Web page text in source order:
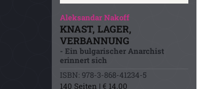
Aleksandar Nakoff
KNAST, LAGER,
VERBANNUNG
- Ein bulgarischer Anarchist
erinnert sich
ISBN: 978-3-868-41234-5
140 Seiten | € 14.00